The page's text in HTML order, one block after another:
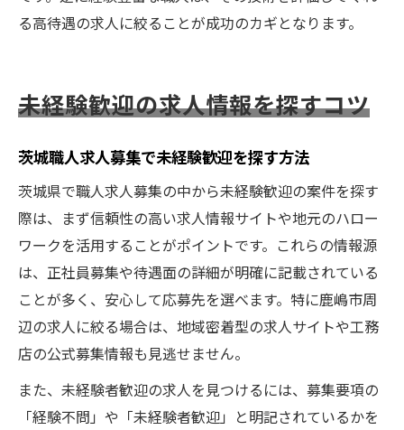
る高待遇の求人に絞ることが成功のカギとなります。
未経験歓迎の求人情報を探すコツ
茨城職人求人募集で未経験歓迎を探す方法
茨城県で職人求人募集の中から未経験歓迎の案件を探す
際は、まず信頼性の高い求人情報サイトや地元のハロー
ワークを活用することがポイントです。これらの情報源
は、正社員募集や待遇面の詳細が明確に記載されている
ことが多く、安心して応募先を選べます。特に鹿嶋市周
辺の求人に絞る場合は、地域密着型の求人サイトや工務
店の公式募集情報も見逃せません。
また、未経験者歓迎の求人を見つけるには、募集要項の
「経験不問」や「未経験者歓迎」と明記されているかを